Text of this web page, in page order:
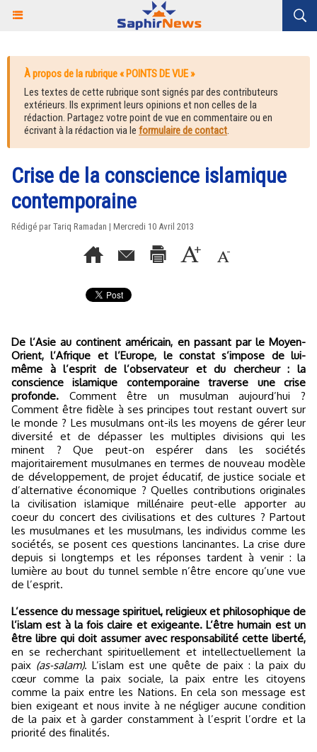
À propos de la rubrique « POINTS DE VUE »
Les textes de cette rubrique sont signés par des contributeurs
extérieurs. Ils expriment leurs opinions et non celles de la
rédaction. Partagez votre point de vue en commentaire ou en
écrivant à la rédaction via le formulaire de contact.
Crise de la conscience islamique
contemporaine
Rédigé par Tariq Ramadan | Mercredi 10 Avril 2013
De l’Asie au continent américain, en passant par le Moyen-
Orient, l’Afrique et l’Europe, le constat s’impose de lui-
même à l’esprit de l’observateur et du chercheur : la
conscience islamique contemporaine traverse une crise
profonde. Comment être un musulman aujourd’hui ?
Comment être fidèle à ses principes tout restant ouvert sur
le monde ? Les musulmans ont-ils les moyens de gérer leur
diversité et de dépasser les multiples divisions qui les
minent ? Que peut-on espérer dans les sociétés
majoritairement musulmanes en termes de nouveau modèle
de développement, de projet éducatif, de justice sociale et
d’alternative économique ? Quelles contributions originales
la civilisation islamique millénaire peut-elle apporter au
coeur du concert des civilisations et des cultures ? Partout
les musulmanes et les musulmans, les individus comme les
sociétés, se posent ces questions lancinantes. La crise dure
depuis si longtemps et les réponses tardent à venir : la
lumière au bout du tunnel semble n’être encore qu’une vue
de l’esprit.
L’essence du message spirituel, religieux et philosophique de
l’islam est à la fois claire et exigeante. L’être humain est un
être libre qui doit assumer avec responsabilité cette liberté,
en se recherchant spirituellement et intellectuellement la
paix (as-salam). L’islam est une quête de paix : la paix du
cœur comme la paix sociale, la paix entre les citoyens
comme la paix entre les Nations. En cela son message est
bien exigeant et nous invite à ne négliger aucune condition
de la paix et à garder constamment à l’esprit l’ordre et la
priorité des finalités.